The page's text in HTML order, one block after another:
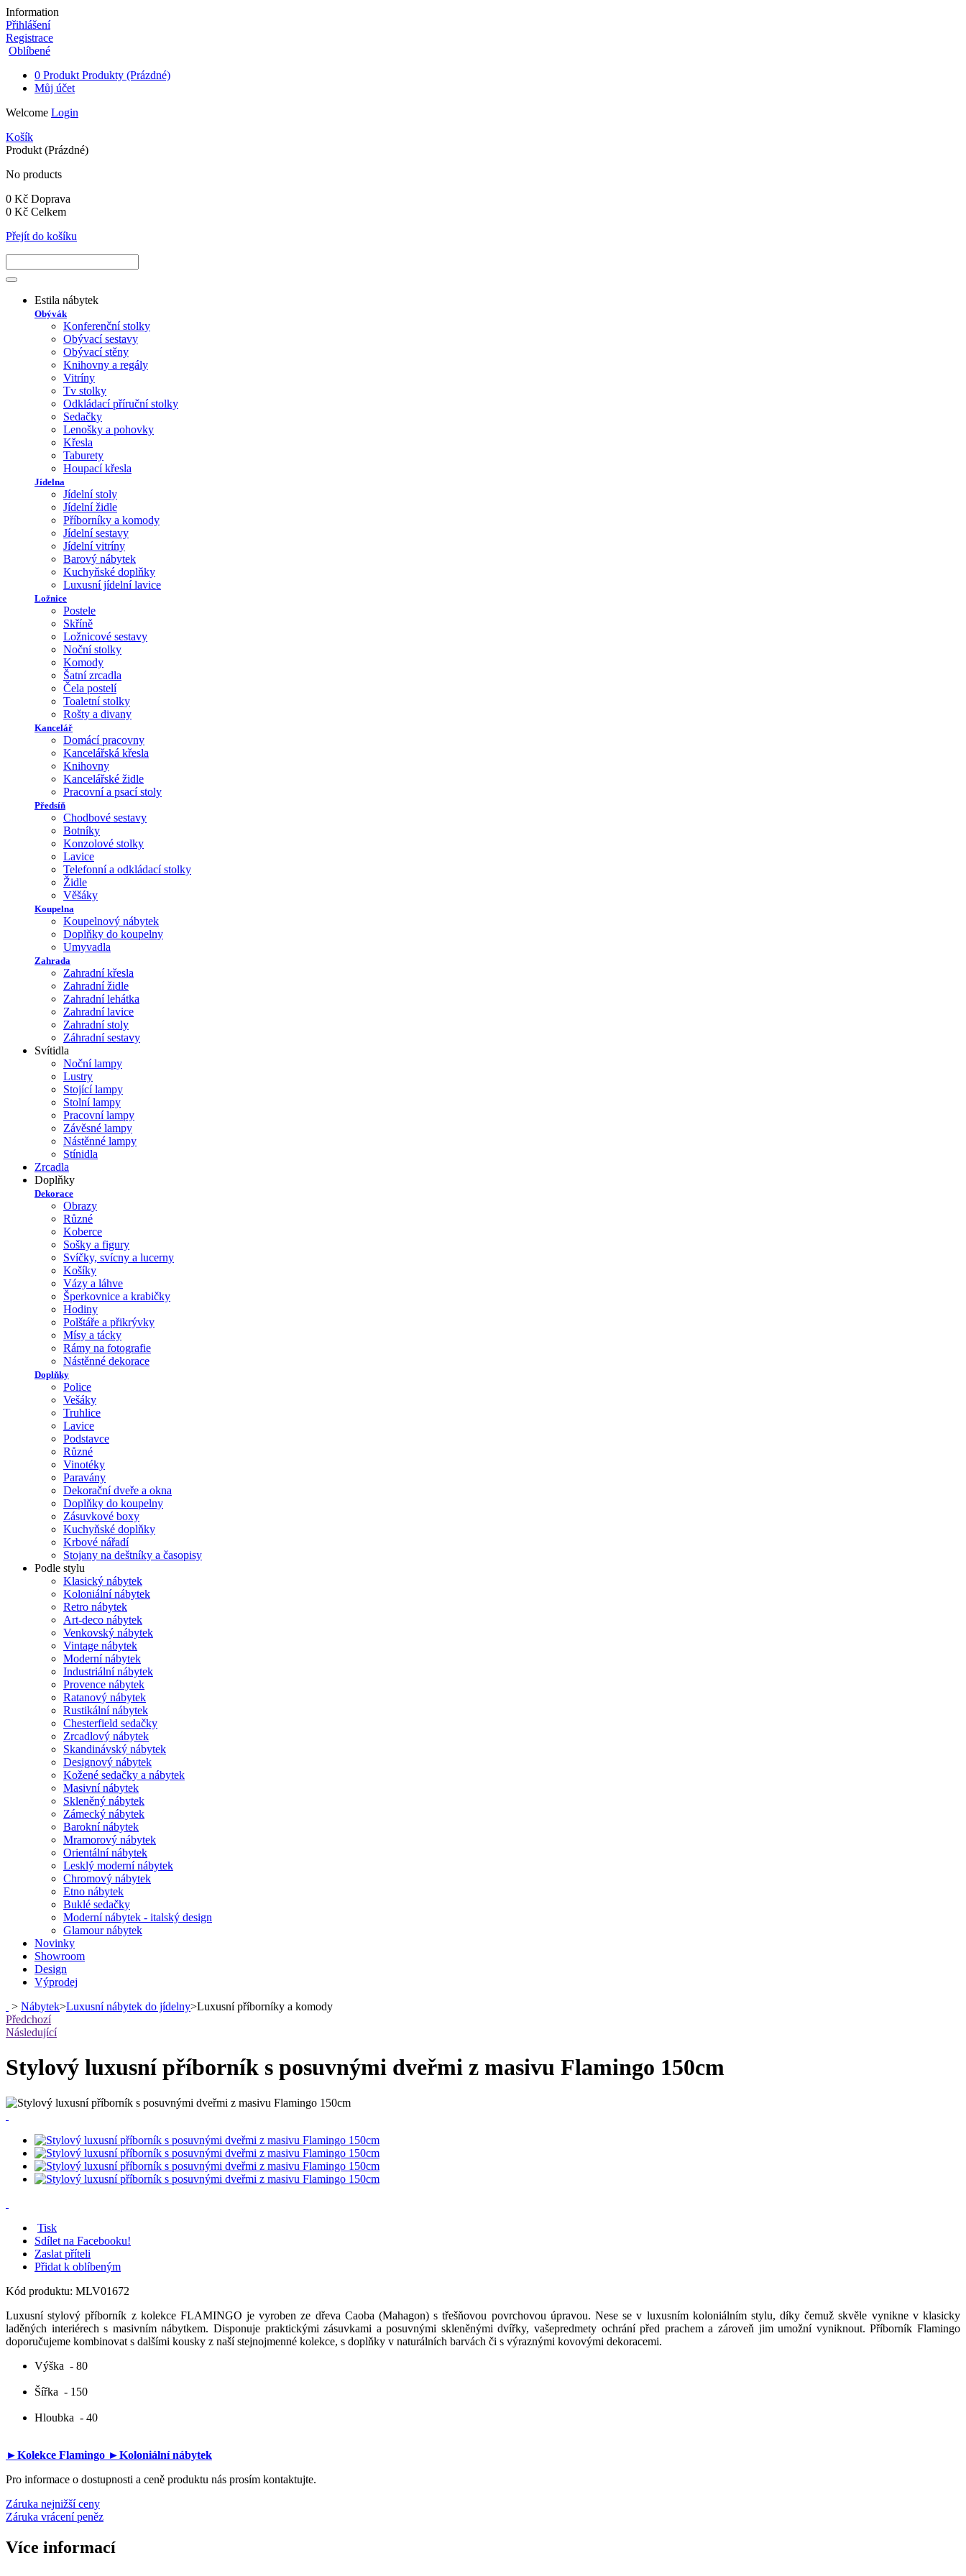
Information
Přihlášení
Registrace
Oblíbené
0 Produkt Produkty (Prázdné)
Můj účet
Welcome Login
Košík
Produkt (Prázdné)
No products
0 Kč Doprava
0 Kč Celkem
Přejít do košíku
Estila nábytek
Obývák
Konferenční stolky
Obývací sestavy
Obývací stěny
Knihovny a regály
Vitríny
Tv stolky
Odkládací příruční stolky
Sedačky
Lenošky a pohovky
Křesla
Taburety
Houpací křesla
Jídelna
Jídelní stoly
Jídelní židle
Příborníky a komody
Jídelní sestavy
Jídelní vitríny
Barový nábytek
Kuchyňské doplňky
Luxusní jídelní lavice
Ložnice
Postele
Skříně
Ložnicové sestavy
Noční stolky
Komody
Šatní zrcadla
Čela postelí
Toaletní stolky
Rošty a divany
Kancelář
Domácí pracovny
Kancelářská křesla
Knihovny
Kancelářské židle
Pracovní a psací stoly
Předsíň
Chodbové sestavy
Botníky
Konzolové stolky
Lavice
Telefonní a odkládací stolky
Židle
Věšáky
Koupelna
Koupelnový nábytek
Doplňky do koupelny
Umyvadla
Zahrada
Zahradní křesla
Zahradní židle
Zahradní lehátka
Zahradní lavice
Zahradní stoly
Záhradní sestavy
Svítidla
Noční lampy
Lustry
Stojící lampy
Stolní lampy
Pracovní lampy
Závěsné lampy
Nástěnné lampy
Stínidla
Zrcadla
Doplňky
Dekorace
Obrazy
Různé
Koberce
Sošky a figury
Svíčky, svícny a lucerny
Košíky
Vázy a láhve
Šperkovnice a krabičky
Hodiny
Polštáře a přikrývky
Mísy a tácky
Rámy na fotografie
Nástěnné dekorace
Doplňky
Police
Vešáky
Truhlice
Lavice
Podstavce
Různé
Vinotéky
Paravány
Dekorační dveře a okna
Doplňky do koupelny
Zásuvkové boxy
Kuchyňské doplňky
Krbové nářadí
Stojany na deštníky a časopisy
Podle stylu
Klasický nábytek
Koloniální nábytek
Retro nábytek
Art-deco nábytek
Venkovský nábytek
Vintage nábytek
Moderní nábytek
Industriální nábytek
Provence nábytek
Ratanový nábytek
Rustikální nábytek
Chesterfield sedačky
Zrcadlový nábytek
Skandinávský nábytek
Designový nábytek
Kožené sedačky a nábytek
Masivní nábytek
Skleněný nábytek
Zámecký nábytek
Barokní nábytek
Mramorový nábytek
Orientální nábytek
Lesklý moderní nábytek
Chromový nábytek
Etno nábytek
Buklé sedačky
Moderní nábytek - italský design
Glamour nábytek
Novinky
Showroom
Design
Výprodej
> Nábytek>Luxusní nábytek do jídelny>Luxusní příborníky a komody
Předchozí
Následující
Stylový luxusní příborník s posuvnými dveřmi z masivu Flamingo 150cm
Tisk
Sdílet na Facebooku!
Zaslat příteli
Přidat k oblíbeným
Kód produktu: MLV01672
Luxusní stylový příborník z kolekce FLAMINGO je vyroben ze dřeva Caoba (Mahagon) s třešňovou povrchovou úpravou. Nese se v luxusním koloniálním stylu, díky čemuž skvěle vynikne v klasicky
laděných interiérech s masivním nábytkem. Disponuje praktickými zásuvkami a posuvnými skleněnými dvířky, vašepredmety ochrání před prachem a zároveň jim umožní vyniknout. Příborník Flamingo
doporučujeme kombinovat s dalšími kousky z naší stejnojmenné kolekce, s doplňky v naturálních barvách či s výraznými kovovými dekoracemi.
Výška - 80
Šířka - 150
Hloubka - 40
►Kolekce Flamingo ►Koloniální nábytek
Pro informace o dostupnosti a ceně produktu nás prosím kontaktujte.
Záruka nejnižší ceny
Záruka vrácení peněz
Více informací